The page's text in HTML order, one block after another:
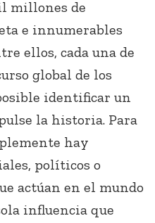
millones de
e innumerables
ellos, cada una de
global de los
identificar un
la historia. Para
hay
políticos o
actúan en el mundo
influencia que